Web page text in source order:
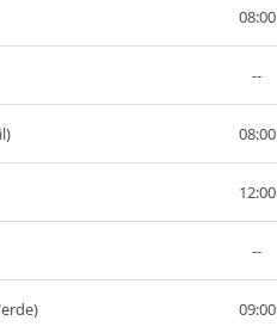
08:00
--
08:00
12:00
--
09:00